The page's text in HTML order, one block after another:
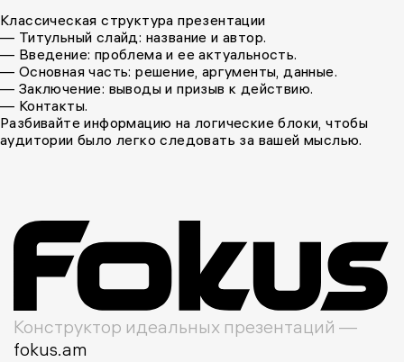
Классическая структура презентации
— Титульный слайд: название и автор.
— Введение: проблема и ее актуальность.
— Основная часть: решение, аргументы, данные.
— Заключение: выводы и призыв к действию.
— Контакты.
Разбивайте информацию на логические блоки, чтобы
аудитории было легко следовать за вашей мыслью.
Конструктор идеальных презентаций —
fokus.am